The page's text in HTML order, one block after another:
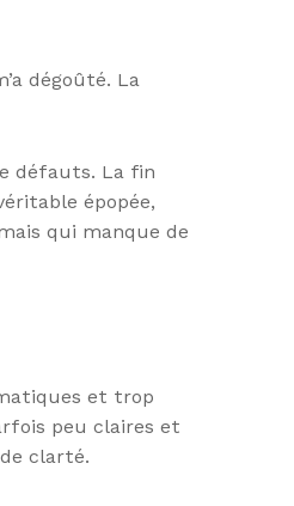
dégoûté. La
défauts. La fin
épopée,
qui manque de
et trop
peu claires et
clarté.